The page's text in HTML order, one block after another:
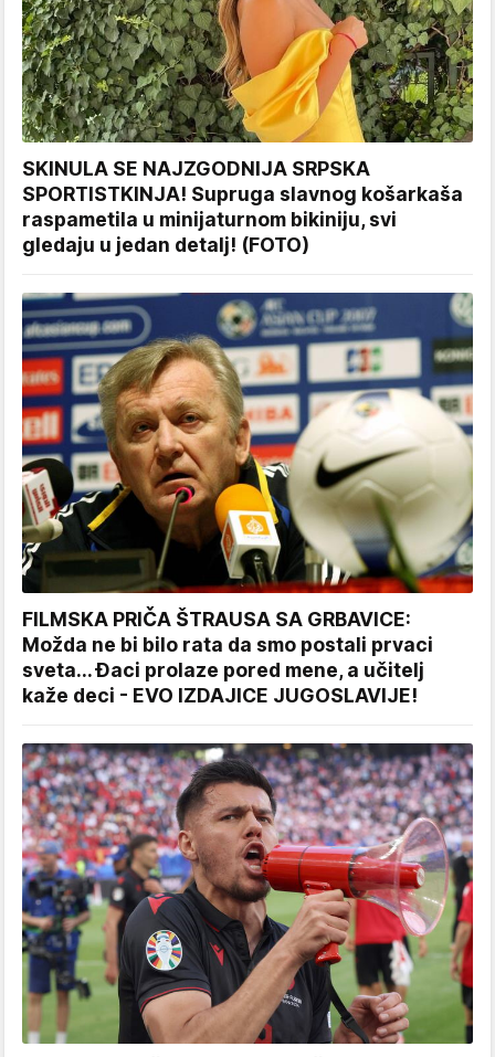
SKINULA SE NAJZGODNIJA SRPSKA
SPORTISTKINJA! Supruga slavnog košarkaša
raspametila u minijaturnom bikiniju, svi
gledaju u jedan detalj! (FOTO)
FILMSKA PRIČA ŠTRAUSA SA GRBAVICE:
Možda ne bi bilo rata da smo postali prvaci
sveta... Đaci prolaze pored mene, a učitelj
kaže deci - EVO IZDAJICE JUGOSLAVIJE!